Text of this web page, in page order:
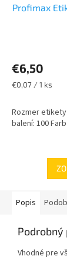
Profimax
€6,50
Jednotková
€0,07 / 1 ks
Rozmer
balení: 100
Popis
Podrobný
Vhodné pre